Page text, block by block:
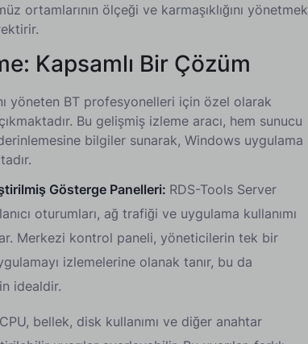
ortamlarının ölçeği ve karmaşıklığını yönetmek
Kapsamlı Bir Çözüm
yöneten BT profesyonelleri için özel olarak
Bu gelişmiş izleme aracı, hem sunucu
bilgiler sunarak, Windows uygulama
Gösterge Panelleri: RDS-Tools Server
oturumları, ağ trafiği ve uygulama kullanımı
Merkezi kontrol paneli, yöneticilerin tek bir
izlemelerine olanak tanır, bu da
idealdir.
bellek, disk kullanımı ve diğer anahtar